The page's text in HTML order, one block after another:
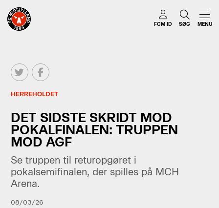
FCM ID SØG MENU
HERREHOLDET
DET SIDSTE SKRIDT MOD
POKALFINALEN: TRUPPEN
MOD AGF
Se truppen til returopgøret i
pokalsemifinalen, der spilles på MCH
Arena.
08/03/26